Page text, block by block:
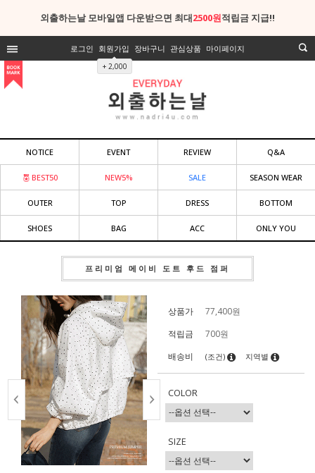
외출하는날 모바일앱 다운받으면 최대2500원적립금 지급!!
로그인 회원가입
+ 2,000
장바구니 관심상품 마이페이지
NOTICE EVENT REVIEW Q&A
BEST50 NEW5% SALE SEASON WEAR
OUTER TOP DRESS BOTTOM
SHOES BAG ACC ONLY YOU
프리미엄 메이비 도트 후드 점퍼
상품가 77,400원
적립금
700원
배송비
(조건) 지역별
COLOR
SIZE